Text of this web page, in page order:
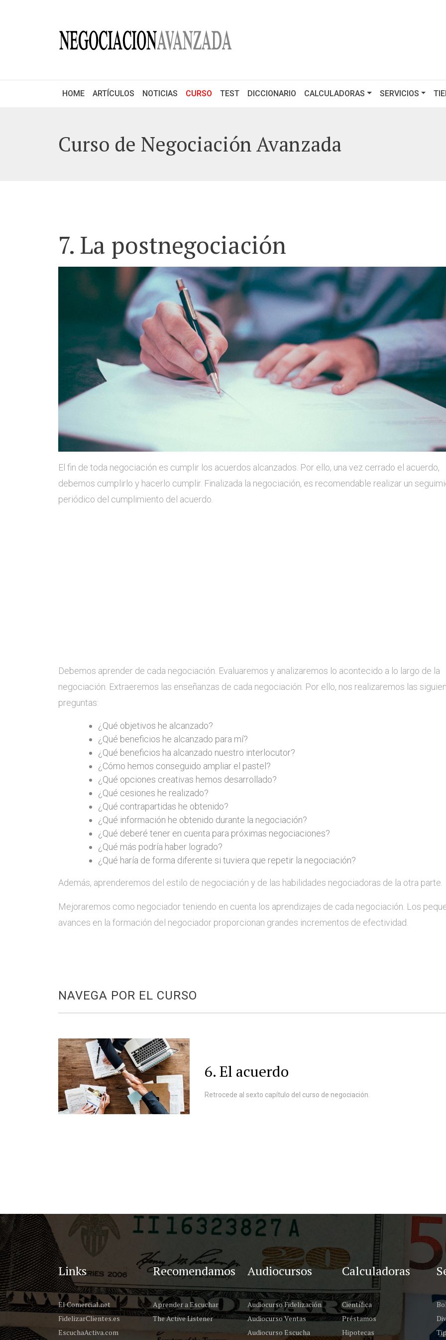
HOME ARTÍCULOS NOTICIAS CURSO (CURRENT)
TEST DICCIONARIO CALCULADORAS SERVICIOS
Curso de Negociación Avanzada
7. La postnegociación
El fin de toda negociación es cumplir los acuerdos alcanzados. Por ello, una vez cerrado el acuerdo,
debemos cumplirlo y hacerlo cumplir. Finalizada la negociación, es recomendable realizar un
periódico del cumplimiento del acuerdo.
Debemos aprender de cada negociación. Evaluaremos y analizaremos lo acontecido a lo largo de la
negociación. Extraeremos las enseñanzas de cada negociación. Por ello, nos realizaremos las
preguntas:
¿Qué objetivos he alcanzado?
¿Qué beneficios he alcanzado para mí?
¿Qué beneficios ha alcanzado nuestro interlocutor?
¿Cómo hemos conseguido ampliar el pastel?
¿Qué opciones creativas hemos desarrollado?
¿Qué cesiones he realizado?
¿Qué contrapartidas he obtenido?
¿Qué información he obtenido durante la negociación?
¿Qué deberé tener en cuenta para próximas negociaciones?
¿Qué más podría haber logrado?
¿Qué haría de forma diferente si tuviera que repetir la negociación?
Además, aprenderemos del estilo de negociación y de las habilidades negociadoras de la otra parte.
Mejoraremos como negociador teniendo en cuenta los aprendizajes de cada negociación. Los
avances en la formación del negociador proporcionan grandes incrementos de efectividad.
NAVEGA POR EL CURSO
6. El acuerdo
Retrocede al sexto capítulo del curso de negociación.
Links
El Comercial.net
FidelizarClientes.es
EscuchaActiva.com
Recomendamos
Aprender a Escuchar
The Active Listener
Audiocursos
Audiocurso Fidelización
Audiocurso Ventas
Audiocurso Escucha
Calculadoras
Científica
Préstamos
Hipotecas